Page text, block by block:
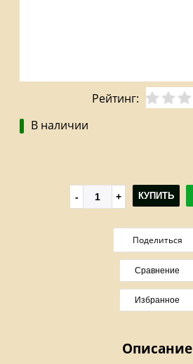
Рейтинг:
В наличии
КУПИТЬ
Поделиться
Сравнение
Избранное
Описание